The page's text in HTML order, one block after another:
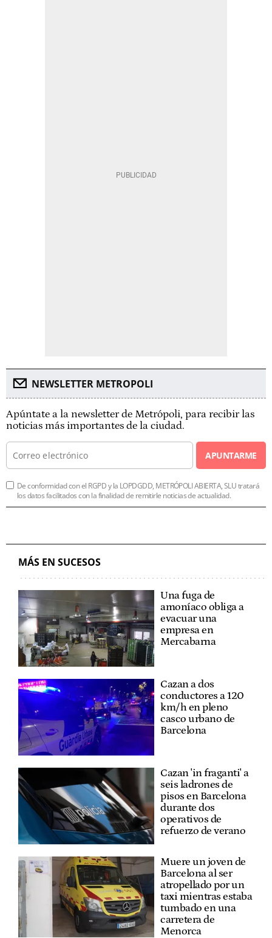
NEWSLETTER METROPOLI
Apúntate a la newsletter de Metrópoli, para recibir las
noticias más importantes de la ciudad.
APUNTARME
De conformidad con el RGPD y la LOPDGDD, METRÓPOLI ABIERTA, SLU tratará
los datos facilitados con la finalidad de remitirle noticias de actualidad.
MÁS EN SUCESOS
Una fuga de
amoníaco obliga a
evacuar una
empresa en
Mercabarna
Cazan a dos
conductores a 120
km/h en pleno
casco urbano de
Barcelona
Cazan 'in fraganti' a
seis ladrones de
pisos en Barcelona
durante dos
operativos de
refuerzo de verano
Muere un joven de
Barcelona al ser
atropellado por un
taxi mientras estaba
tumbado en una
carretera de
Menorca